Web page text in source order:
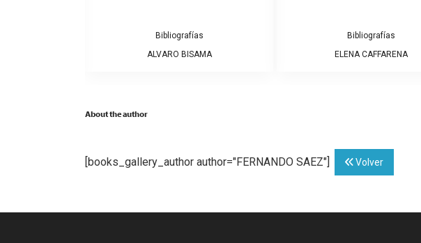
Bibliografías
ALVARO BISAMA
Bibliografías
ELENA CAFFARENA
About the author
[books_gallery_author author="FERNANDO SAEZ"] Volver